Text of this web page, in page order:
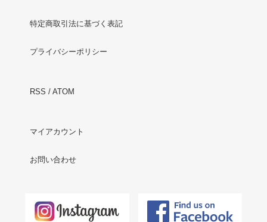
特定商取引法に基づく表記
プライバシーポリシー
RSS / ATOM
マイアカウント
お問い合わせ